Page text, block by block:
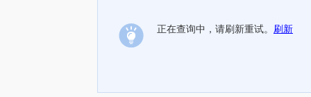
正在查询中，请刷新重试。 刷新